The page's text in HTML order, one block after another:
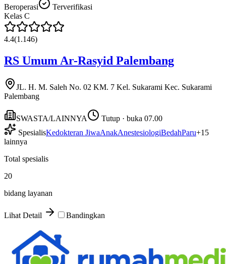
Beroperasi
Terverifikasi
Kelas C
4.4(1.146)
RS Umum Ar-Rasyid Palembang
JL. H. M. Saleh No. 02 KM. 7 Kel. Sukarami Kec. Sukarami
Palembang
SWASTA/LAINNYA
Tutup · buka 07.00
SpesialisKedokteran JiwaAnakAnestesiologiBedahParu+15
lainnya
Total spesialis
20
bidang layanan
Lihat Detail Bandingkan